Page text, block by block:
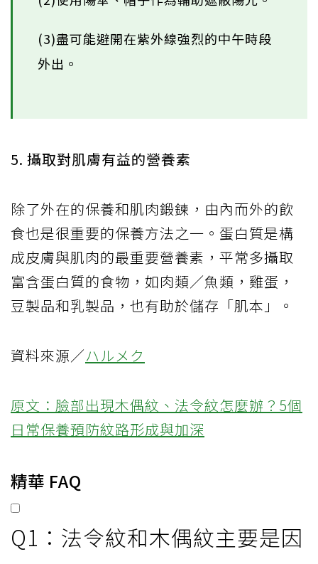
(3)盡可能避開在紫外線強烈的中午時段
外出。
5. 攝取對肌膚有益的營養素
除了外在的保養和肌肉鍛鍊，由內而外的飲
食也是很重要的保養方法之一。蛋白質是構
成皮膚與肌肉的最重要營養素，平常多攝取
富含蛋白質的食物，如肉類／魚類，雞蛋，
豆製品和乳製品，也有助於儲存「肌本」。
資料來源／ハルメク
原文：臉部出現木偶紋、法令紋怎麼辦？5個
日常保養預防紋路形成與加深
精華 FAQ
Q1：法令紋和木偶紋主要是因